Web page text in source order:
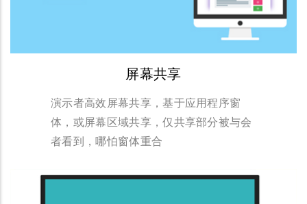
屏幕共享
演示者高效屏幕共享，基于应用程序窗
体，或屏幕区域共享，仅共享部分被与会
者看到，哪怕窗体重合